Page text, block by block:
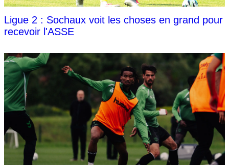
Ligue 2 : Sochaux voit les choses en grand pour
recevoir l'ASSE